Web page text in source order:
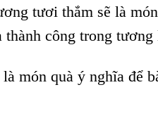
tươi thắm sẽ là
công trong tương
món quà ý nghĩa để